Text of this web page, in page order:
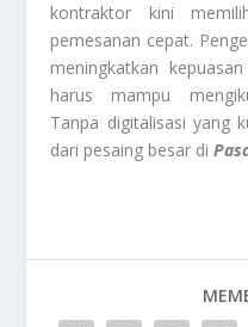
kontraktor kini
pemesanan cepat.
meningkatkan
harus mampu
Tanpa digitalisasi yang
dari pesaing besar di